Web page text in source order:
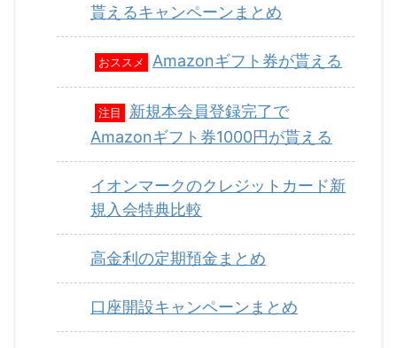
貰えるキャンペーンまとめ
おススメ Amazonギフト券が貰える
注目
新規本会員登録完了で
Amazonギフト券1000円が貰える
イオンマークのクレジットカード新
規入会特典比較
高金利の定期預金まとめ
口座開設キャンペーンまとめ